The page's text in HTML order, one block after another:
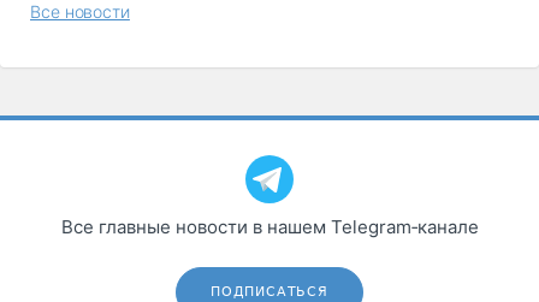
Все новости
Все главные новости в нашем Telegram‑канале
ПОДПИСАТЬСЯ